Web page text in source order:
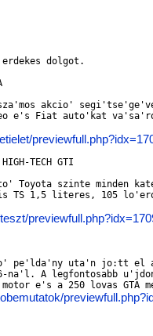
dolgot.
akcio'
e's Fiat auto'kat
TECH GTI
Toyota szinte minden
TS 1,5 literes, 105
pe'lda'ny uta'n jo:tt el
A legfontosabb
e's a 250 lovas GTA